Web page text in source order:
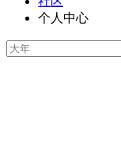
个人中心